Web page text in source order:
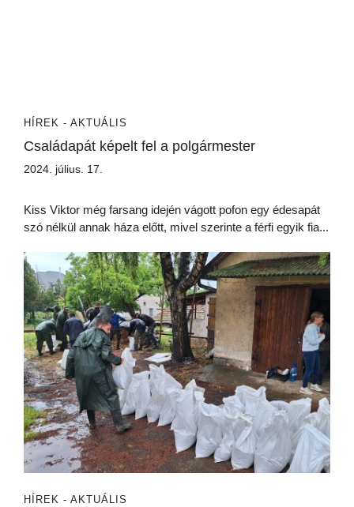
HÍREK - AKTUÁLIS
Családapát képelt fel a polgármester
2024. július. 17.
Kiss Viktor még farsang idején vágott pofon egy édesapát
szó nélkül annak háza előtt, mivel szerinte a férfi egyik fia...
HÍREK - AKTUÁLIS